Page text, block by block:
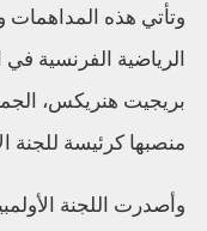
وتأتي هذه
الرياضية الفرنسية
بريجيت هنريكس،
منصبها كرئيسة للجنة
وأصدرت اللجنة